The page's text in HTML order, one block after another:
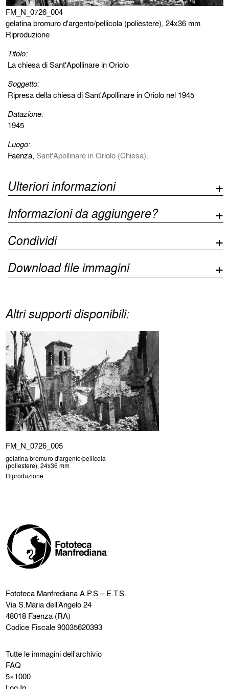
FM_N_0726_004
gelatina bromuro d'argento/pellicola (poliestere), 24x36 mm
Riproduzione
Titolo:
La chiesa di Sant'Apollinare in Oriolo
Soggetto:
Ripresa della chiesa di Sant'Apollinare in Oriolo nel 1945
Datazione:
1945
Luogo:
Faenza, Sant'Apollinare in Oriolo (Chiesa).
Ulteriori informazioni
Informazioni da aggiungere?
Condividi
Download file immagini
Altri supporti disponibili:
FM_N_0726_005
gelatina bromuro d'argento/pellicola
(poliestere), 24x36 mm
Riproduzione
Fototeca ManfredianaA.P.S – E.T.S.
Via S.Maria dell’Angelo 24
48018 Faenza (RA)
Codice Fiscale 90035620393
Tutte le immagini dell’archivio
FAQ
5×1000